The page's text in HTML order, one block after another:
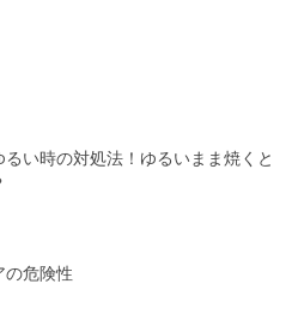
い時の対処法！ゆるいまま焼くと
の危険性